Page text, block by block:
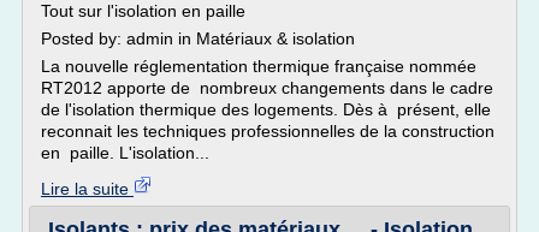
Tout sur l'isolation en paille
Posted by: admin in Matériaux & isolation
La nouvelle réglementation thermique française nommée
RT2012 apporte de nombreux changements dans le cadre
de l'isolation thermique des logements. Dès à présent, elle
reconnait les techniques professionnelles de la construction
en paille. L'isolation...
Lire la suite